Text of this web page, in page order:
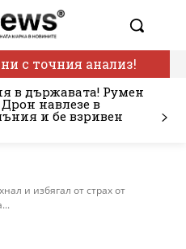
с точния анализ!
в държавата! Румен
навлезе в
и бе взривен
и избягал от страх от